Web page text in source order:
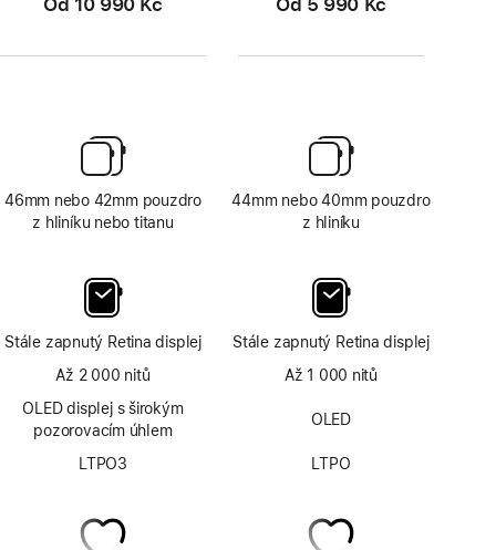
Od 10 990 Kč
46mm nebo 42mm pouzdro
z hliníku nebo titanu
Stále zapnutý Retina displej
Až 2 000 nitů
OLED displej s širokým
pozorovacím úhlem
LTPO3
Od 5 990 Kč
44mm nebo 40mm pouzdro
z hliníku
Stále zapnutý Retina displej
Až 1 000 nitů
OLED
LTPO